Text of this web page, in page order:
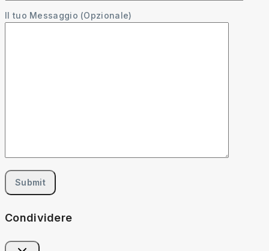
Il tuo Messaggio (Opzionale)
Condividere